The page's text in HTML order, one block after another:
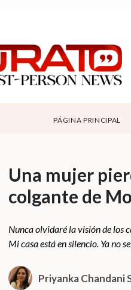
PÁGINA PRINCIPAL
Una mujer
colgante de
Nunca olvidaré la visión de los
Mi casa está en silencio. Ya no
Priyanka Chandani